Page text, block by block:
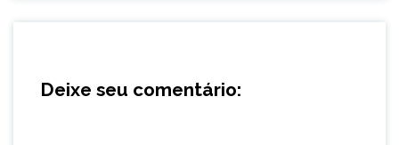
Deixe seu comentário: